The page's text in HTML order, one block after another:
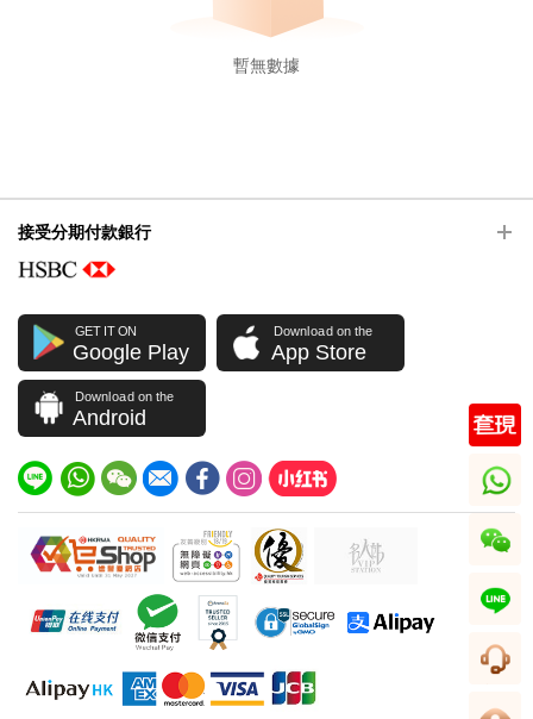
暫無數據
接受分期付款銀行
GET IT ON
Google Play
Download on the
App Store
Download on the
Android
whatsapp